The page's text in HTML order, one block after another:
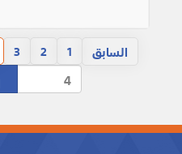
السابق 1
2
3